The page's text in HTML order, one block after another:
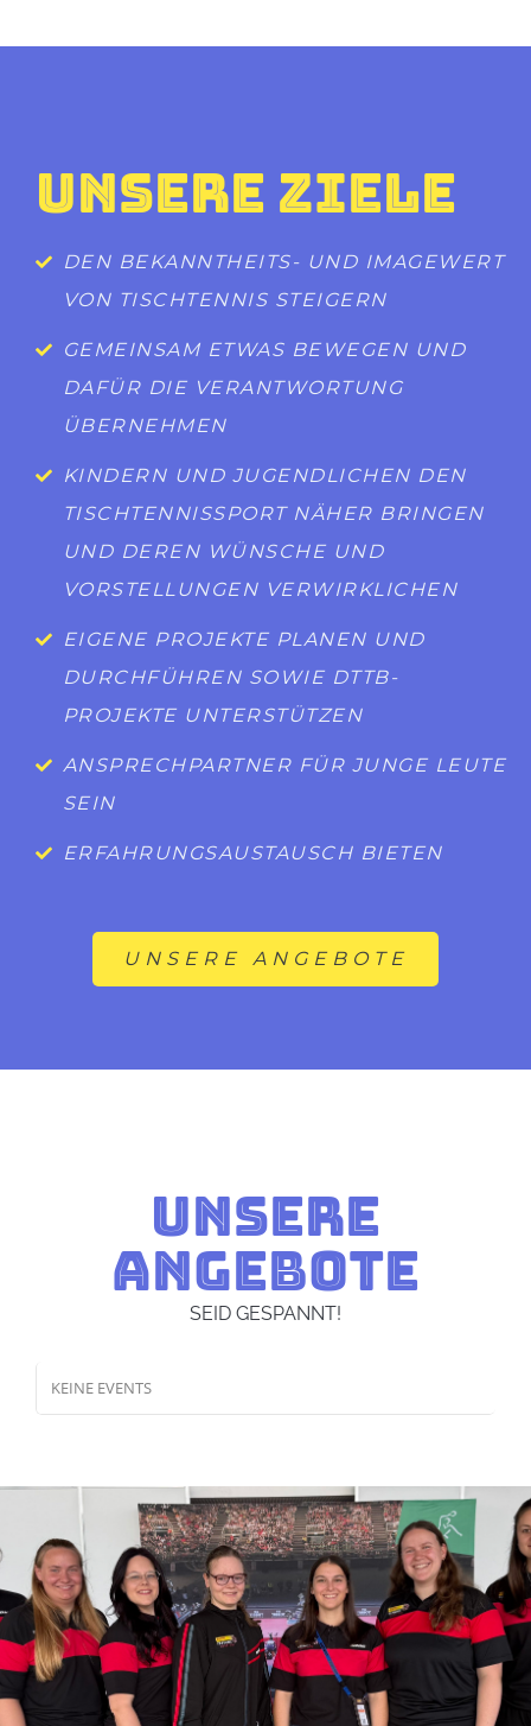
UNSERE ZIELE
DEN BEKANNTHEITS- UND IMAGEWERT
VON TISCHTENNIS STEIGERN
GEMEINSAM ETWAS BEWEGEN UND
DAFÜR DIE VERANTWORTUNG
ÜBERNEHMEN
KINDERN UND JUGENDLICHEN DEN
TISCHTENNISSPORT NÄHER BRINGEN
UND DEREN WÜNSCHE UND
VORSTELLUNGEN VERWIRKLICHEN
EIGENE PROJEKTE PLANEN UND
DURCHFÜHREN SOWIE DTTB-
PROJEKTE UNTERSTÜTZEN
ANSPRECHPARTNER FÜR JUNGE LEUTE
SEIN
ERFAHRUNGSAUSTAUSCH BIETEN
UNSERE ANGEBOTE
UNSERE
ANGEBOTE
SEID GESPANNT!
KEINE EVENTS